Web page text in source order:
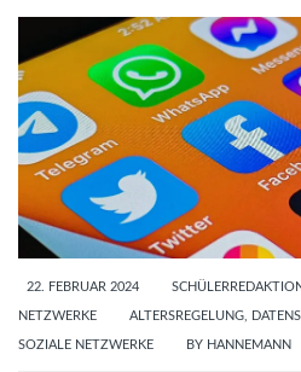
22. FEBRUAR 2024
NETZWERKE ALTERSREGELUNG,
SOZIALE NETZWERKE BY HANNEMANN